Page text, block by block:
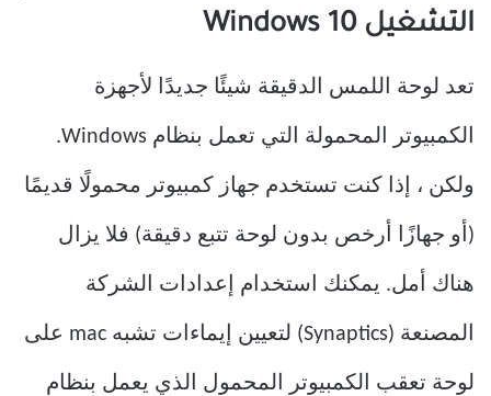
التشغيل Windows 10
تعد لوحة اللمس الدقيقة شيئًا جديدًا لأجهزة
الكمبيوتر المحمولة التي تعمل بنظام Windows.
ولكن ، إذا كنت تستخدم جهاز كمبيوتر محمولًا قديمًا
(أو جهازًا أرخص بدون لوحة تتبع دقيقة) فلا يزال
هناك أمل. يمكنك استخدام إعدادات الشركة
المصنعة (Synaptics) لتعيين إيماءات تشبه mac على
لوحة تعقب الكمبيوتر المحمول الذي يعمل بنظام